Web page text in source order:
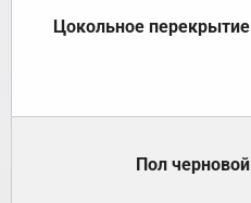
Цокольное перекрытие
Пол черновой